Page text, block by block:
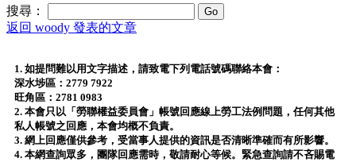
搜尋：
返回 woody 發表的文章
1. 如提問難以用文字描述，請致電下列電話號碼聯絡本會：
深水埗區：2779 7922
旺角區：2781 0983
2. 本會只以「勞聯權益委員會」帳號回應線上勞工法例問題，任何其他
私人帳號之回應，本會均概不負責。
3. 網上回應僅供參考，受當事人提供的資訊是否清晰準確而有所影響。
4. 本網查詢眾多，團隊回應需時，敬請耐心等候。緊急查詢請不吝賜電